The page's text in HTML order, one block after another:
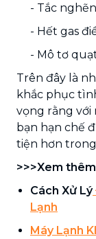
- Tắc
- Hết gas
- Mô tơ
Trên đây là
khắc phục
vọng rằng với
bạn hạn chế
tiện hơn
>>>Xem
Cách Xử Lý
Lạnh
Máy Lạnh